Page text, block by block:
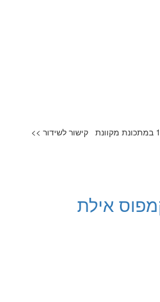
אילת